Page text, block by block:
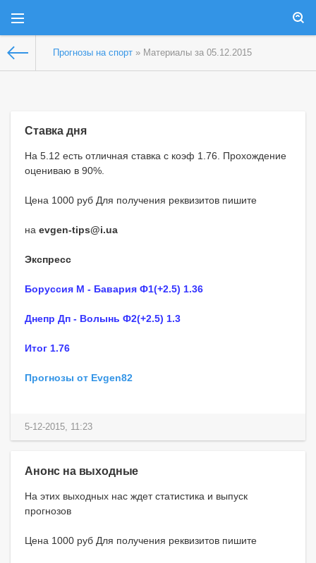
Прогнозы на спорт » Материалы за 05.12.2015
Ставка дня
На 5.12 есть отличная ставка с коэф 1.76. Прохождение
оцениваю в 90%.
Цена 1000 руб Для получения реквизитов пишите
на evgen-tips@i.ua
Экспресс
Боруссия М - Бавария Ф1(+2.5) 1.36
Днепр Дп - Волынь Ф2(+2.5) 1.3
Итог 1.76
Прогнозы от Evgen82
5-12-2015, 11:23
Анонс на выходные
На этих выходных нас ждет статистика и выпуск
прогнозов
Цена 1000 руб Для получения реквизитов пишите